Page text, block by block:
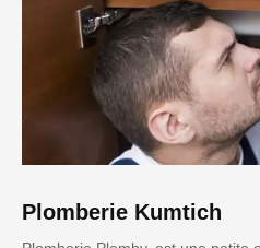
Plomberie Kumtich